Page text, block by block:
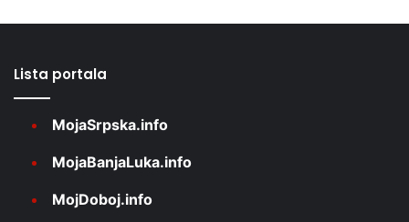
Lista portala
MojaSrpska.info
MojaBanjaLuka.info
MojDoboj.info